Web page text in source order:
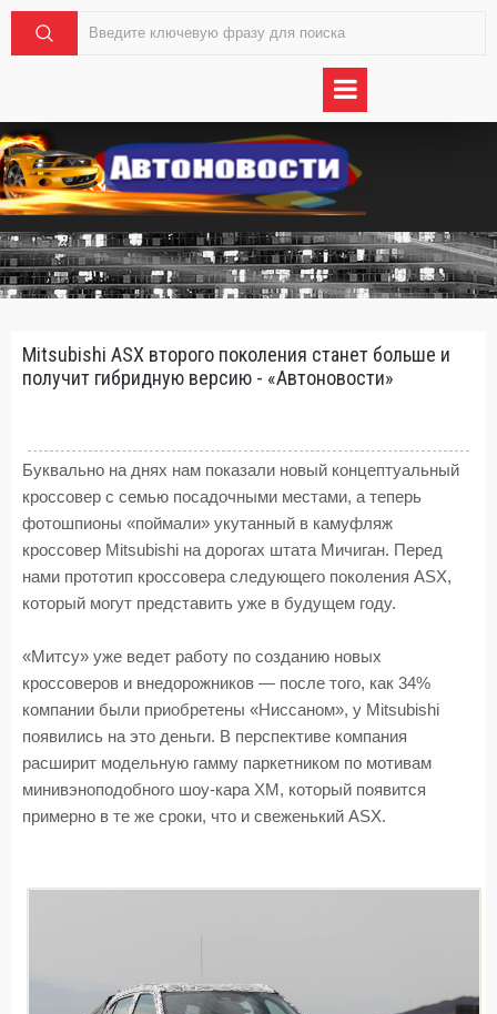
Mitsubishi ASX второго поколения станет больше и
получит гибридную версию - «Автоновости»
Буквально на днях нам показали новый концептуальный
кроссовер с семью посадочными местами, а теперь
фотошпионы «поймали» укутанный в камуфляж
кроссовер Mitsubishi на дорогах штата Мичиган. Перед
нами прототип кроссовера следующего поколения ASX,
который могут представить уже в будущем году.
«Митсу» уже ведет работу по созданию новых
кроссоверов и внедорожников — после того, как 34%
компании были приобретены «Ниссаном», у Mitsubishi
появились на это деньги. В перспективе компания
расширит модельную гамму паркетником по мотивам
минивэноподобного шоу-кара XM, который появится
примерно в те же сроки, что и свеженький ASX.